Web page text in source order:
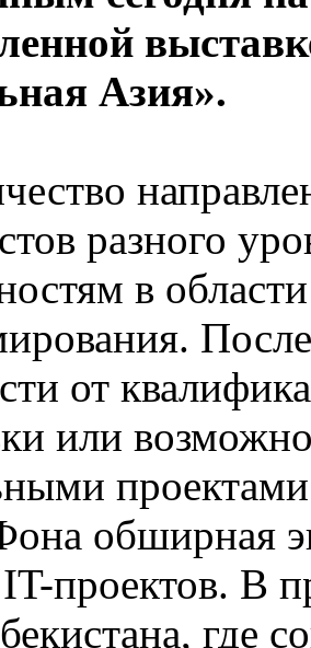
Азия».
разного
в
от
или
обширная
проектов. В
где